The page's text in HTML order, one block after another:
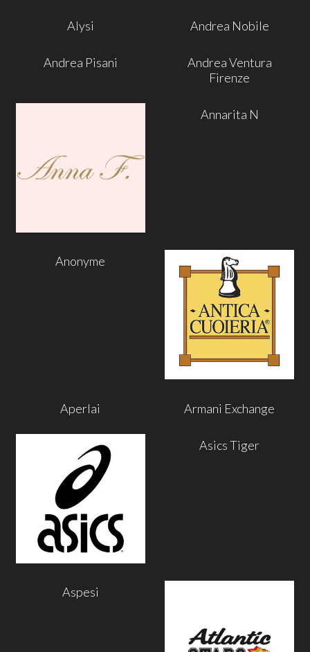
Alysi Andrea Nobile
Andrea Pisani
Andrea Ventura
Firenze
Annarita N
Anonyme
Aperlai Armani Exchange
Asics Tiger
Aspesi